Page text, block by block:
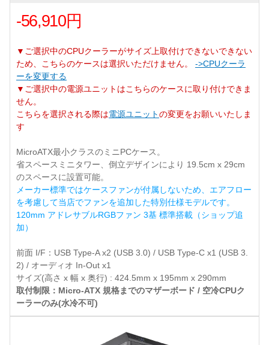
-56,910円
▼ご選択中のCPUクーラーがサイズ上取付けできないできない
ため、こちらのケースは選択いただけません。 ->CPUクーラ
ーを変更する
▼ご選択中の電源ユニットはこちらのケースに取り付けできま
せん。
こちらを選択される際は電源ユニットの変更をお願いいたしま
す
MicroATX最小クラスのミニPCケース。
省スペースミニタワー、倒立デザインにより 19.5cm x 29cm
のスペースに設置可能。
メーカー標準ではケースファンが付属しないため、エアフロー
を考慮して当店でファンを追加した特別仕様モデルです。
120mm アドレサブルRGBファン 3基 標準搭載（ショップ追
加）
前面 I/F：USB Type-A x2 (USB 3.0) / USB Type-C x1 (USB 3.
2) / オーディオ In-Out x1
サイズ(高さ x 幅 x 奥行) : 424.5mm x 195mm x 290mm
取付制限：Micro-ATX 規格までのマザーボード / 空冷CPUク
ーラーのみ(水冷不可)